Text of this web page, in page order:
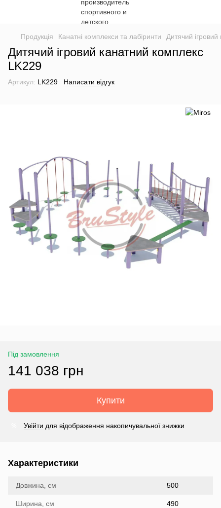
Продукція Канатні комплекси та лабіринти Дитячий
Дитячий ігровий канатний комплекс
LK229
Артикул: LK229 Написати відгук
Під замовлення
141 038 грн
Купити
Увійти для відображення накопичувальної знижки
Характеристики
Довжина, см 500
Ширина, см 490